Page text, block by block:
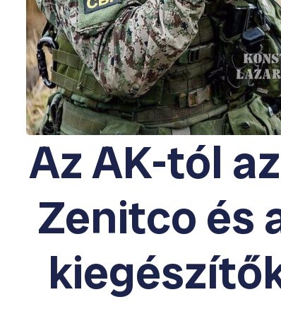
Az AK-tól
Zenitco és